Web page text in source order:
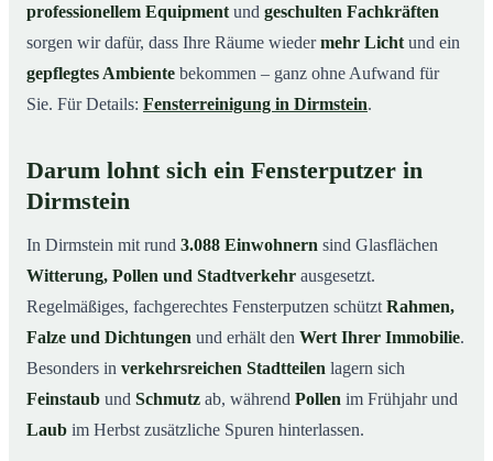
professionellem Equipment und geschulten Fachkräften
sorgen wir dafür, dass Ihre Räume wiedermehr Licht und ein
gepflegtes Ambiente bekommen – ganz ohne Aufwand für
Sie. Für Details: Fensterreinigung in Dirmstein.
Darum lohnt sich ein Fensterputzer in
Dirmstein
In Dirmstein mit rund 3.088 Einwohnern sind Glasflächen
Witterung, Pollen und Stadtverkehr ausgesetzt.
Regelmäßiges, fachgerechtes Fensterputzen schützt Rahmen,
Falze und Dichtungen und erhält den Wert Ihrer Immobilie.
Besonders in verkehrsreichen Stadtteilen lagern sich
Feinstaub und Schmutz ab, während Pollen im Frühjahr und
Laub im Herbst zusätzliche Spuren hinterlassen.